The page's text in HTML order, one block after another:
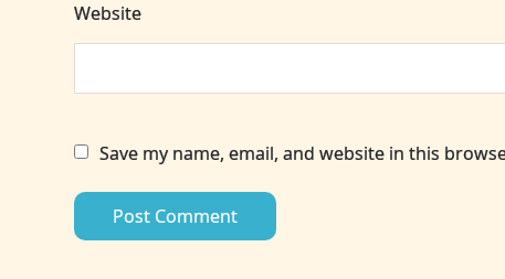
Website
Save my name, email, and website in this